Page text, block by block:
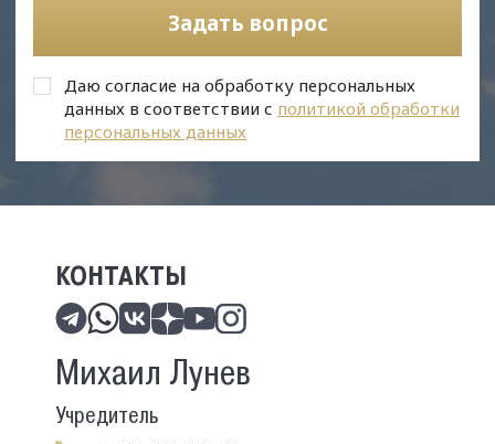
Задать вопрос
Даю согласие на обработку персональных
данных в соответствии с политикой обработки
персональных данных
КОНТАКТЫ
Михаил Лунев
Учредитель